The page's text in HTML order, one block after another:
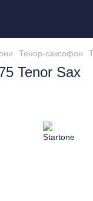
Тенор-саксофон
Tenor Sax